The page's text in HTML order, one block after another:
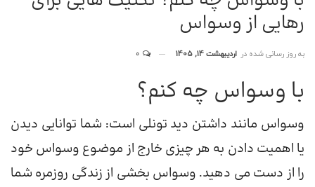
رهایی از وسواس
به روز رسانی شده در اردیبهشت 14, 1405
با وسواس چه کنم؟
وسواس مانند داشتن دید تونلی است: شما توانایی دیدن
یا اهمیت دادن به هر چیزی خارج از موضوع وسواس خود
را از دست می دهید. وسواس بخشی از زندگی روزمره شما